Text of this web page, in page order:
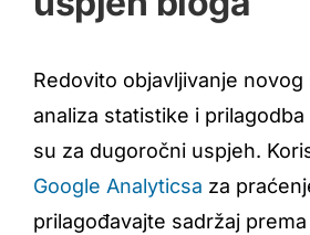
Redovito objavljivanje novog
analiza statistike i
su za dugoročni uspjeh.
Google Analyticsa za
prilagođavajte sadržaj